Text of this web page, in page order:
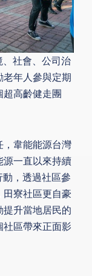
、社會、公司治
年人參與定期
高齡健走團
，韋能能源台灣
源一直以來持續
，透過社區參
田寮社區更自豪
提升當地居民的
社區帶來正面影